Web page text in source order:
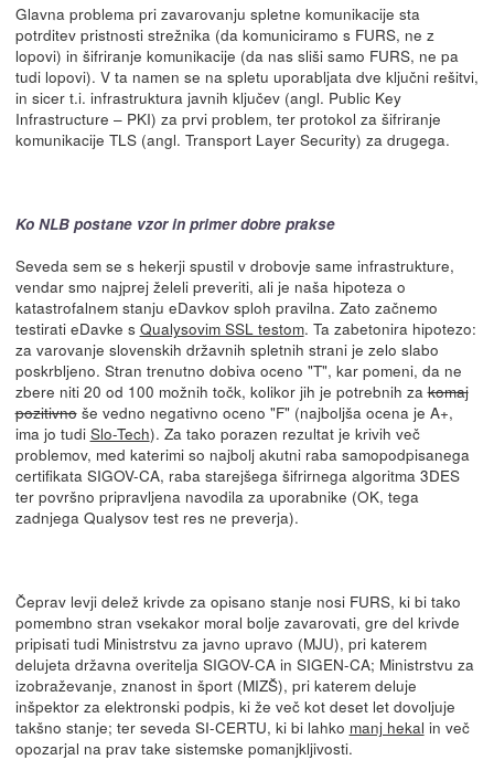
Glavna problema pri zavarovanju spletne komunikacije sta
potrditev pristnosti strežnika (da komuniciramo s FURS, ne z
lopovi) in šifriranje komunikacije (da nas sliši samo FURS, ne pa
tudi lopovi). V ta namen se na spletu uporabljata dve ključni rešitvi,
in sicer t.i. infrastruktura javnih ključev (angl. Public Key
Infrastructure – PKI) za prvi problem, ter protokol za šifriranje
komunikacije TLS (angl. Transport Layer Security) za drugega.
Ko NLB postane vzor in primer dobre prakse
Seveda sem se s hekerji spustil v drobovje same infrastrukture,
vendar smo najprej želeli preveriti, ali je naša hipoteza o
katastrofalnem stanju eDavkov sploh pravilna. Zato začnemo
testirati eDavke s Qualysovim SSL testom. Ta zabetonira hipotezo:
za varovanje slovenskih državnih spletnih strani je zelo slabo
poskrbljeno. Stran trenutno dobiva oceno "T", kar pomeni, da ne
zbere niti 20 od 100 možnih točk, kolikor jih je potrebnih zakomaj
pozitivnoše vedno negativno oceno "F" (najboljša ocena je A+,
ima jo tudi Slo-Tech). Za tako porazen rezultat je krivih več
problemov, med katerimi so najbolj akutni raba samopodpisanega
certifikata SIGOV-CA, raba starejšega šifrirnega algoritma 3DES
ter površno pripravljena navodila za uporabnike (OK, tega
zadnjega Qualysov test res ne preverja).
Čeprav levji delež krivde za opisano stanje nosi FURS, ki bi tako
pomembno stran vsekakor moral bolje zavarovati, gre del krivde
pripisati tudi Ministrstvu za javno upravo (MJU), pri katerem
delujeta državna overitelja SIGOV-CA in SIGEN-CA; Ministrstvu za
izobraževanje, znanost in šport (MIZŠ), pri katerem deluje
inšpektor za elektronski podpis, ki že več kot deset let dovoljuje
takšno stanje; ter seveda SI-CERTU, ki bi lahko manj hekal in več
opozarjal na prav take sistemske pomanjkljivosti.